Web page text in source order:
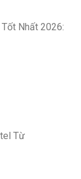
Nhất 2026:
Từ